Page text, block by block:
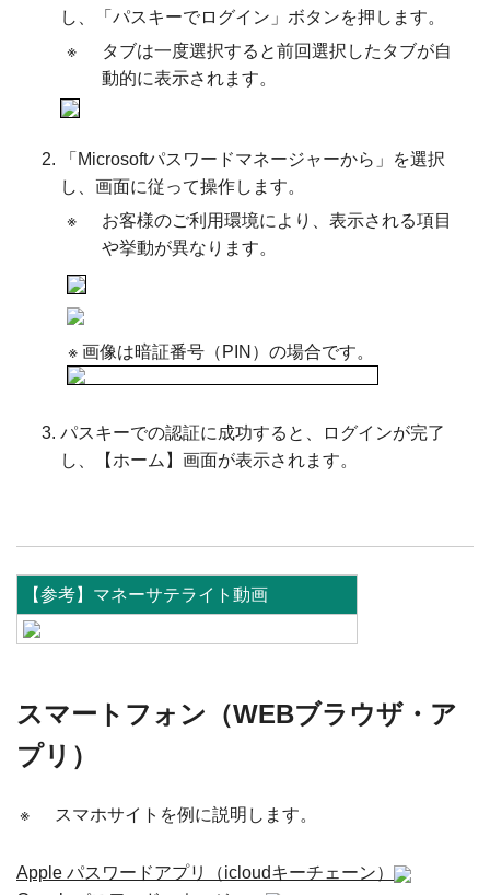
し、「パスキーでログイン」ボタンを押します。
※
タブは一度選択すると前回選択したタブが自
動的に表示されます。
「Microsoftパスワードマネージャーから」を選択
し、画面に従って操作します。
※
お客様のご利用環境により、表示される項目
や挙動が異なります。
※ 画像は暗証番号（PIN）の場合です。
パスキーでの認証に成功すると、ログインが完了
し、【ホーム】画面が表示されます。
【参考】マネーサテライト動画
スマートフォン（WEBブラウザ・ア
プリ）
※ スマホサイトを例に説明します。
Apple パスワードアプリ（icloudキーチェーン）